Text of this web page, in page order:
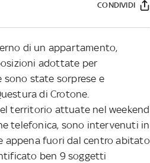
CONDIVIDI
di un appartamento,
adottate per
sono state sorprese e
di Crotone.
territorio attuate nel weekend
telefonica, sono intervenuti in
appena fuori dal centro abitato
ben 9 soggetti